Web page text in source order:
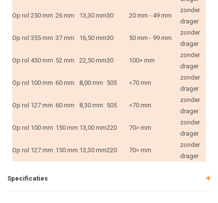
Op rol 250 mm 26 mm 13,30 mm30 20 mm - 49 mm
zonder
drager
Op rol 355 mm 37 mm 16,50 mm30 50 mm - 99 mm
zonder
drager
Op rol 450 mm 52 mm 22,50 mm30 100> mm
zonder
drager
Op rol 100 mm 60 mm 8,00 mm 505 <70 mm
zonder
drager
Op rol 127 mm 60 mm 8,30 mm 505 <70 mm
zonder
drager
Op rol 100 mm 150 mm 13,00 mm220 70> mm
zonder
drager
Op rol 127 mm 150 mm 13,30 mm220 70> mm
zonder
drager
Specificaties